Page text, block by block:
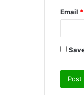
Email *